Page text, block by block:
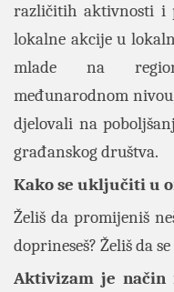
različitih aktivnosti i
lokalne akcije u
mlade na
međunarodnom
djelovali na
građanskog društva.
Kako se uključiti u
Želiš da promijeniš
doprineseš? Želiš da
Aktivizam je način